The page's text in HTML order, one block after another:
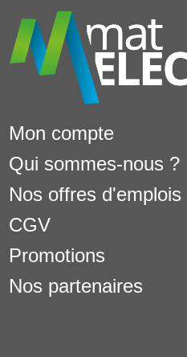
Mon compte
Qui sommes-nous ?
Nos offres d'emplois
CGV
Promotions
Nos partenaires